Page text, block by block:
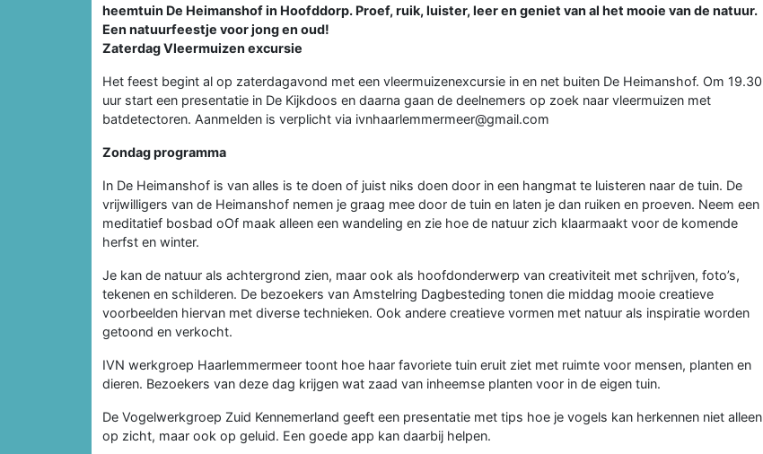
heemtuin De Heimanshof in Hoofddorp. Proef, ruik, luister, leer en geniet van al het mooie van de natuur.
Een natuurfeestje voor jong en oud!
Zaterdag Vleermuizen excursie
Het feest begint al op zaterdagavond met een vleermuizenexcursie in en net buiten De Heimanshof. Om 19.30
uur start een presentatie in De Kijkdoos en daarna gaan de deelnemers op zoek naar vleermuizen met
batdetectoren. Aanmelden is verplicht via ivnhaarlemmermeer@gmail.com
Zondag programma
In De Heimanshof is van alles is te doen of juist niks doen door in een hangmat te luisteren naar de tuin. De
vrijwilligers van de Heimanshof nemen je graag mee door de tuin en laten je dan ruiken en proeven. Neem een
meditatief bosbad oOf maak alleen een wandeling en zie hoe de natuur zich klaarmaakt voor de komende
herfst en winter.
Je kan de natuur als achtergrond zien, maar ook als hoofdonderwerp van creativiteit met schrijven, foto’s,
tekenen en schilderen. De bezoekers van Amstelring Dagbesteding tonen die middag mooie creatieve
voorbeelden hiervan met diverse technieken. Ook andere creatieve vormen met natuur als inspiratie worden
getoond en verkocht.
IVN werkgroep Haarlemmermeer toont hoe haar favoriete tuin eruit ziet met ruimte voor mensen, planten en
dieren. Bezoekers van deze dag krijgen wat zaad van inheemse planten voor in de eigen tuin.
De Vogelwerkgroep Zuid Kennemerland geeft een presentatie met tips hoe je vogels kan herkennen niet alleen
op zicht, maar ook op geluid. Een goede app kan daarbij helpen.